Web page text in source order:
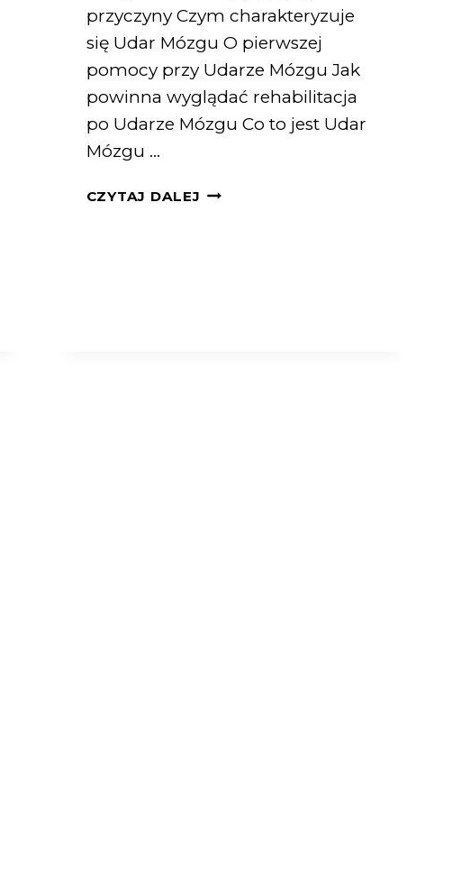
przyczyny Czym charakteryzuje
się Udar Mózgu O pierwszej
pomocy przy Udarze Mózgu Jak
powinna wyglądać rehabilitacja
po Udarze Mózgu Co to jest Udar
Mózgu …
CZYTAJ DALEJ